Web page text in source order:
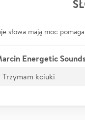
słowa mają moc
Energetic
Trzymam kciuki